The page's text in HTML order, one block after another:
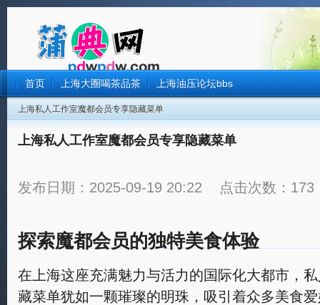
首页 上海大圈喝茶品茶 上海油压论坛bbs
上海私人工作室魔都会员专享隐藏菜单
上海私人工作室魔都会员专享隐藏菜单
发布日期：2025-09-19 20:22 点击次数：173
探索魔都会员的独特美食体验
在上海这座充满魅力与活力的国际化大都市，
藏菜单犹如一颗璀璨的明珠，吸引着众多美食